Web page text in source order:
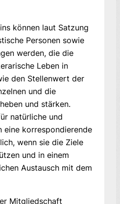
können laut Satzung
Personen sowie
werden, die die
Leben in
den Stellenwert der
und die
und stärken.
natürliche und
eine korrespondierende
wenn sie die Ziele
und in einem
Austausch mit dem
Mitgliedschaft